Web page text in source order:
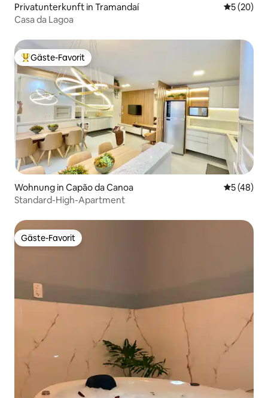
Privatunterkunft in Tramandaí
5 (20)
Casa da Lagoa
Beliebter Gäste-Favorit.
Gäste-Favorit
Wohnung in Capão da Canoa
5 (48)
Standard-High-Apartment
Gäste-Favorit
Gäste-Favorit